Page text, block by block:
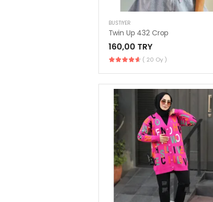
BUSTIYER
Twin Up 432 Crop
160,00 TRY
( 20 Oy )